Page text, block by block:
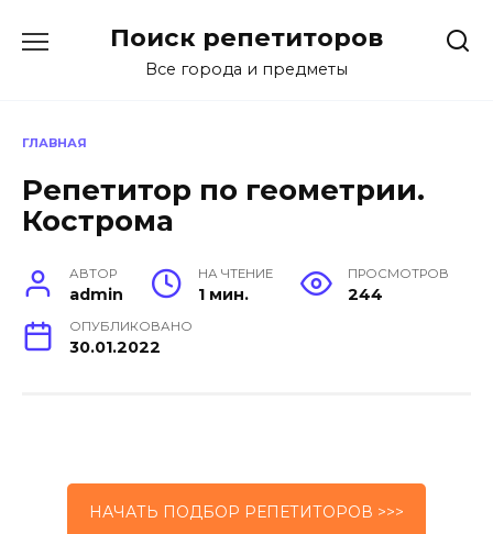
Поиск репетиторов
Все города и предметы
ГЛАВНАЯ
Репетитор по геометрии.
Кострома
АВТОР
admin
НА ЧТЕНИЕ
1 мин.
ПРОСМОТРОВ
244
ОПУБЛИКОВАНО
30.01.2022
НАЧАТЬ ПОДБОР РЕПЕТИТОРОВ >>>